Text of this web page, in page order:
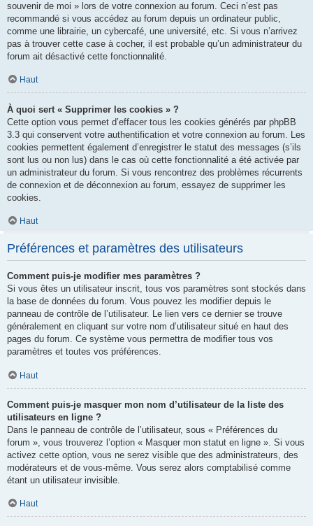
souvenir de moi » lors de votre connexion au forum. Ceci n’est pas
recommandé si vous accédez au forum depuis un ordinateur public,
comme une librairie, un cybercafé, une université, etc. Si vous n’arrivez
pas à trouver cette case à cocher, il est probable qu’un administrateur du
forum ait désactivé cette fonctionnalité.
Haut
À quoi sert « Supprimer les cookies » ?
Cette option vous permet d’effacer tous les cookies générés par phpBB
3.3 qui conservent votre authentification et votre connexion au forum. Les
cookies permettent également d’enregistrer le statut des messages (s’ils
sont lus ou non lus) dans le cas où cette fonctionnalité a été activée par
un administrateur du forum. Si vous rencontrez des problèmes récurrents
de connexion et de déconnexion au forum, essayez de supprimer les
cookies.
Haut
Préférences et paramètres des utilisateurs
Comment puis-je modifier mes paramètres ?
Si vous êtes un utilisateur inscrit, tous vos paramètres sont stockés dans
la base de données du forum. Vous pouvez les modifier depuis le
panneau de contrôle de l’utilisateur. Le lien vers ce dernier se trouve
généralement en cliquant sur votre nom d’utilisateur situé en haut des
pages du forum. Ce système vous permettra de modifier tous vos
paramètres et toutes vos préférences.
Haut
Comment puis-je masquer mon nom d’utilisateur de la liste des
utilisateurs en ligne ?
Dans le panneau de contrôle de l’utilisateur, sous « Préférences du
forum », vous trouverez l’option « Masquer mon statut en ligne ». Si vous
activez cette option, vous ne serez visible que des administrateurs, des
modérateurs et de vous-même. Vous serez alors comptabilisé comme
étant un utilisateur invisible.
Haut